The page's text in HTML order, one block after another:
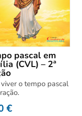
pascal em
(CVL) – 2ª
o tempo pascal
€